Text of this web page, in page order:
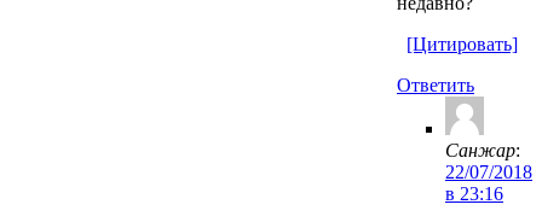
[Цитировать]
Ответить
Санжар:
22/07/2018
в 23:16